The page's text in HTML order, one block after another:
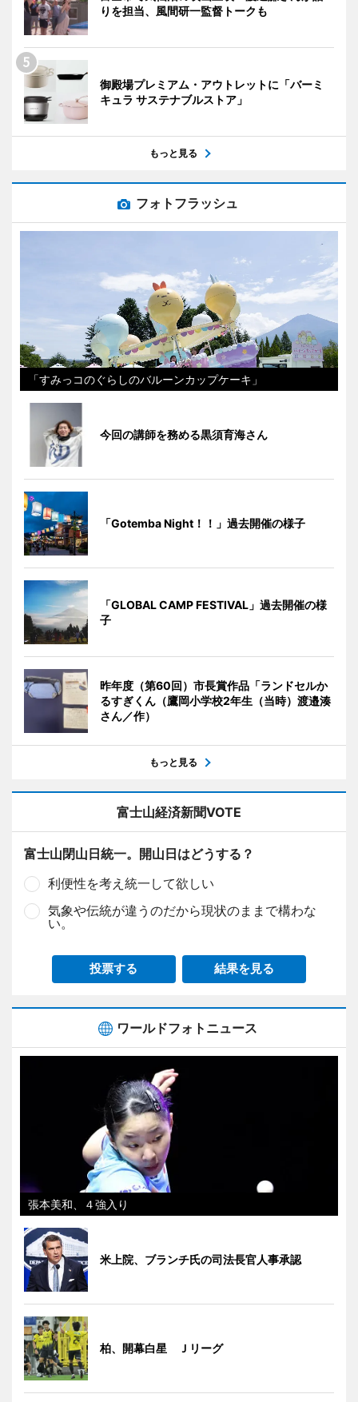
りを担当、風間研一監督トークも
御殿場プレミアム・アウトレットに「バーミ
キュラ サステナブルストア」
もっと見る
フォトフラッシュ
「すみっコのぐらしのバルーンカップケーキ」
今回の講師を務める黒須育海さん
「Gotemba Night！！」過去開催の様子
「GLOBAL CAMP FESTIVAL」過去開催の様
子
昨年度（第60回）市長賞作品「ランドセルか
るすぎくん（鷹岡小学校2年生（当時）渡邉湊
さん／作）
もっと見る
富士山経済新聞VOTE
富士山閉山日統一。開山日はどうする？
利便性を考え統一して欲しい
気象や伝統が違うのだから現状のままで構わな
い。
投票する 結果を見る
ワールドフォトニュース
張本美和、４強入り
米上院、ブランチ氏の司法長官人事承認
柏、開幕白星 Ｊリーグ